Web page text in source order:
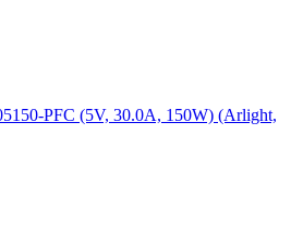
PFC (5V, 30.0A, 150W) (Arlight,